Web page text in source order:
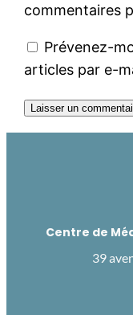
commentaires
Prévenez-
articles par e-
Centre de
39